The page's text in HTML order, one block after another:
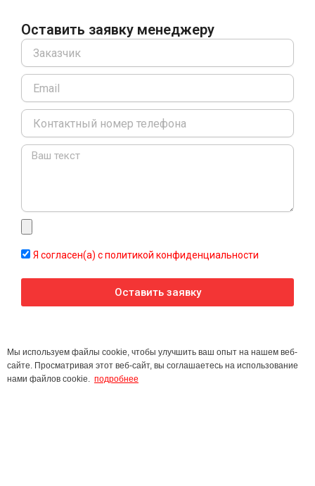
Оставить заявку менеджеру
Name
Email
Message
Я согласен(а) с политикой конфиденциальности
Оставить заявку
Мы используем файлы cookie, чтобы улучшить ваш опыт на нашем веб-
сайте. Просматривая этот веб-сайт, вы соглашаетесь на использование
нами файлов cookie. подробнее